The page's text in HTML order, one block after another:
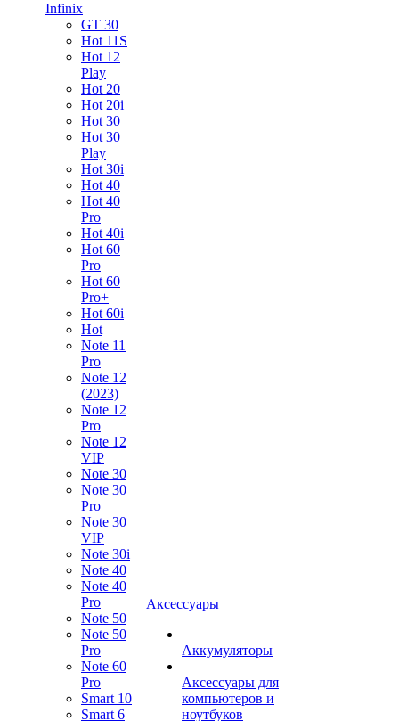
Infinix
GT 30
Hot 11S
Hot 12
Play
Hot 20
Hot 20i
Hot 30
Hot 30
Play
Hot 30i
Hot 40
Hot 40
Pro
Hot 40i
Hot 60
Pro
Hot 60
Pro+
Hot 60i
Hot
Note 11
Pro
Note 12
(2023)
Note 12
Pro
Note 12
VIP
Note 30
Note 30
Pro
Note 30
VIP
Note 30i
Note 40
Note 40
Pro
Note 50
Note 50
Pro
Note 60
Pro
Smart 10
Smart 6
Аксессуары
Аккумуляторы
Аксессуары для
компьютеров и
ноутбуков